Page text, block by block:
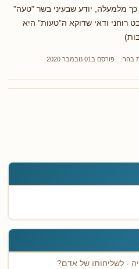
- לשליחותו של אדם?
מלמעלה, יודע שבעיני בשר "טעה"
רוחני ודאי שדוקא ה"טעות" היא
בהר
פורסם ב01 נובמבר 2020